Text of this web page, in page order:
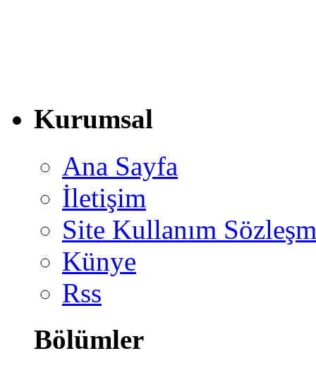
Kurumsal
Ana Sayfa
İletişim
Site Kullanım
Künye
Rss
Bölümler